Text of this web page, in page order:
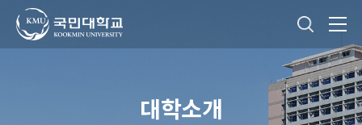
국민대학교
대학소개